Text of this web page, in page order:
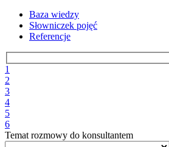
Baza wiedzy
Słowniczek pojęć
Referencje
1
2
3
4
5
6
Temat rozmowy do konsultantem